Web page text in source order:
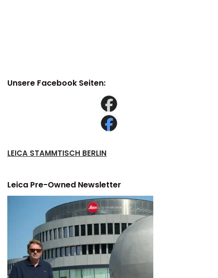
Unsere Facebook Seiten:
LEICA STAMMTISCH BERLIN
Leica Pre-Owned Newsletter